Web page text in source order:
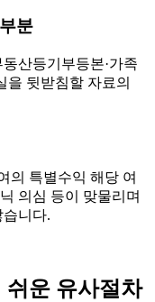
분
산등기부등본·가족
을 뒷받침할 자료의
의 특별수익 해당 여
의심 등이 맞물리며
니다.
쉬운 유사절차